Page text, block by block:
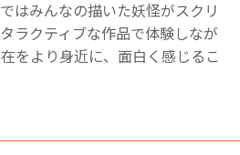
はみんなの描いた妖怪がスクリ
ラクティブな作品で体験しなが
をより身近に、面白く感じるこ